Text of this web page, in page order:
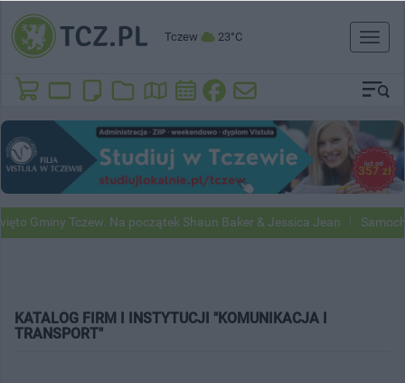
Tczew 23°C
Toggle
Gminy Tczew. Na początek Shaun Baker & Jessica Jean
KATALOG FIRM I INSTYTUCJI "KOMUNIKACJA I
TRANSPORT"